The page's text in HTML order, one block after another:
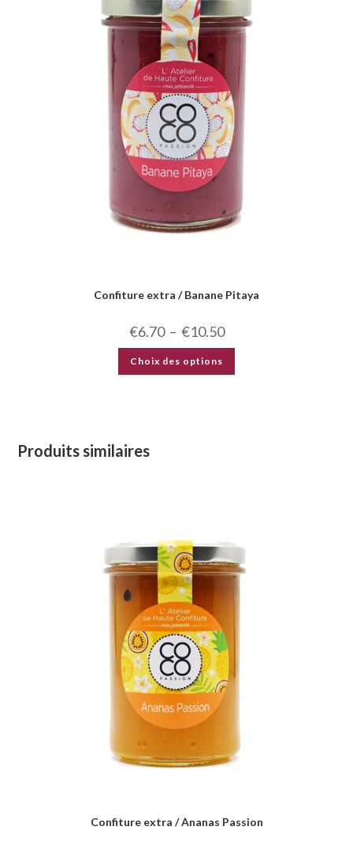
Confiture extra / Banane Pitaya
€6.70 – €10.50
Choix des options
Produits similaires
Confiture extra / Ananas Passion